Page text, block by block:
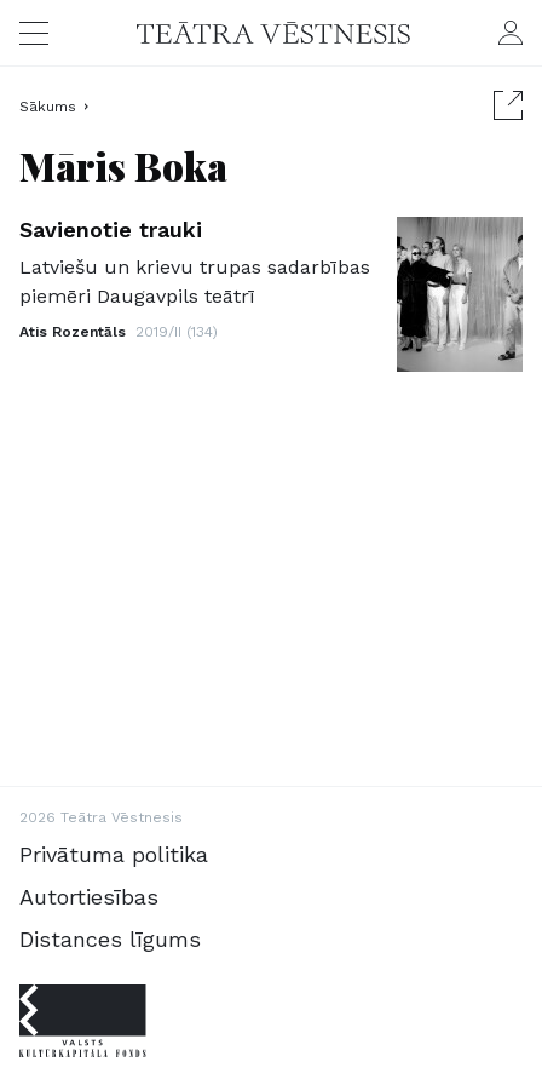
Sākums
Māris Boka
Savienotie trauki
Latviešu un krievu trupas sadarbības
piemēri Daugavpils teātrī
Atis Rozentāls 2019/II (134)
2026 Teātra Vēstnesis
Privātuma politika
Autortiesības
Distances līgums